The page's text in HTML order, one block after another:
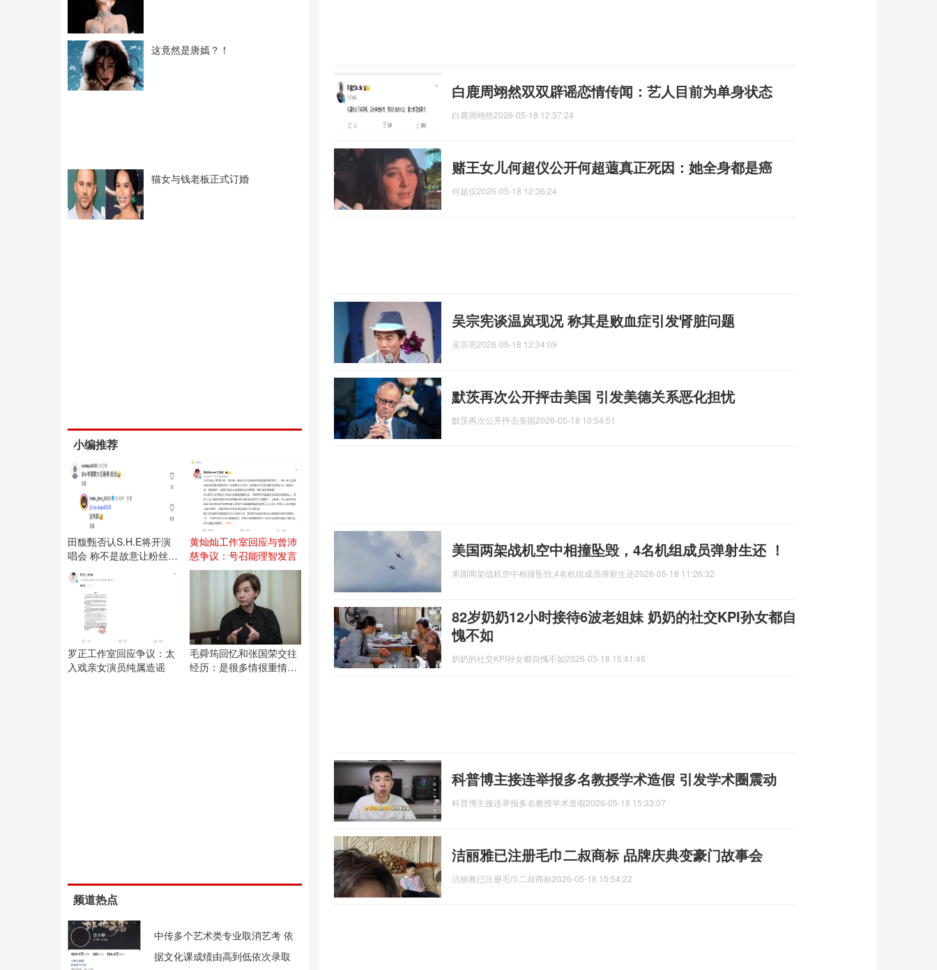
这竟然是唐嫣？！
猫女与钱老板正式订婚
小编推荐
田馥甄否认S.H.E将开演
唱会 称不是故意让粉丝失
望
黄灿灿工作室回应与曾沛
慈争议：号召能理智发言
罗正工作室回应争议：太
入戏亲女演员纯属造谣
毛舜筠回忆和张国荣交往
经历：是很多情很重情的
频道热点
中传多个艺术类专业取消艺考 依
据文化课成绩由高到低依次录取
白鹿周翊然双双辟谣恋情传闻：艺人目前为单身状态
白鹿周翊然2026-05-18 12:37:24
赌王女儿何超仪公开何超蕸真正死因：她全身都是癌
何超仪2026-05-18 12:36:24
吴宗宪谈温岚现况 称其是败血症引发肾脏问题
吴宗宪2026-05-18 12:34:09
默茨再次公开抨击美国 引发美德关系恶化担忧
默茨再次公开抨击美国2026-05-18 10:54:51
美国两架战机空中相撞坠毁，4名机组成员弹射生还 ！
美国两架战机空中相撞坠毁,4名机组成员弹射生还2026-05-18 11:26:32
82岁奶奶12小时接待6波老姐妹 奶奶的社交KPI孙女都自
愧不如
奶奶的社交KPI孙女都自愧不如2026-05-18 15:41:48
科普博主接连举报多名教授学术造假 引发学术圈震动
科普博主接连举报多名教授学术造假2026-05-18 15:33:07
洁丽雅已注册毛巾二叔商标 品牌庆典变豪门故事会
洁丽雅已注册毛巾二叔商标2026-05-18 15:54:22